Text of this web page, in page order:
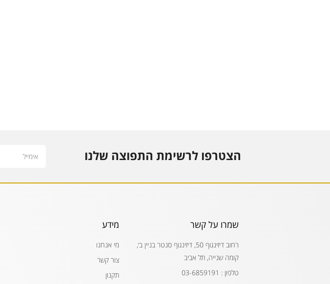
הצטרפו לרשימת התפוצה שלנו
שמרו על קשר
רחוב דיזינגוף 50, דיזינגוף סנטר בניין ב׳,
קומה שנייה, תל אביב
טלפון : 03-6859191
מידע
מי אנחנו
צור קשר
תקנון